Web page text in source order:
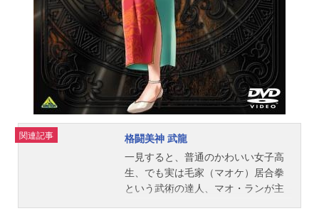
晋 かみやじゅん えんどうてつや
シリーズ構成：大橋志吉メインキャ
ラクターデザイン：本橋秀之キャラ
クターデザイン：関口可奈味 上田
美由紀美術監督：高木佐和子キャラ
クター色彩設計：いわみみか｡撮影監
督：沖野雅英編集：松村正宏音響監
作：avexmode音楽ディレクター：...
関連記事
格闘美神 武龍
一見すると、普通のかわいい女子高
生、でも実は毛家（マオケ）居合拳
という武術の達人、マオ・ランが主